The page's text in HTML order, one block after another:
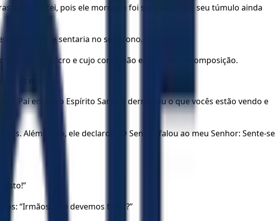
que eu citei, pois ele morreu e foi sepultado, e o seu túmulo ainda
se sentaria no seu trono.
no sepulcro e cujo corpo não entrou em decomposição.
os mortos.
o Pai enviou o Espírito Santo e derramou o que vocês estão vendo e
Além disso, ele declarou: ‘O Senhor falou ao meu Senhor: Sente-se
“Irmãos, que devemos fazer?”